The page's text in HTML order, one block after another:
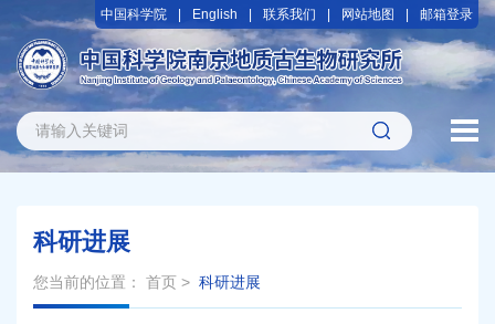
中国科学院 English 联系我们 网站地图 邮箱登录
科研进展
您当前的位置： 首页 > 科研进展